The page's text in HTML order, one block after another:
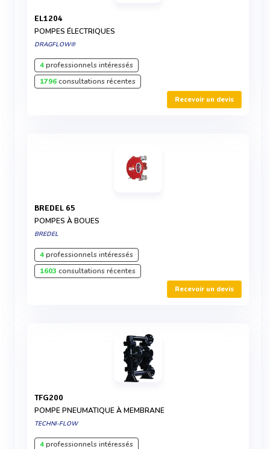
EL1204
POMPES ÉLECTRIQUES
DRAGFLOW®
4professionnels intéressés
1796consultations récentes
Recevoir un devis
BREDEL 65
POMPES À BOUES
BREDEL
4professionnels intéressés
1603 consultations récentes
Recevoir un devis
TFG200
POMPE PNEUMATIQUE À MEMBRANE
TECHNI-FLOW
4professionnels intéressés